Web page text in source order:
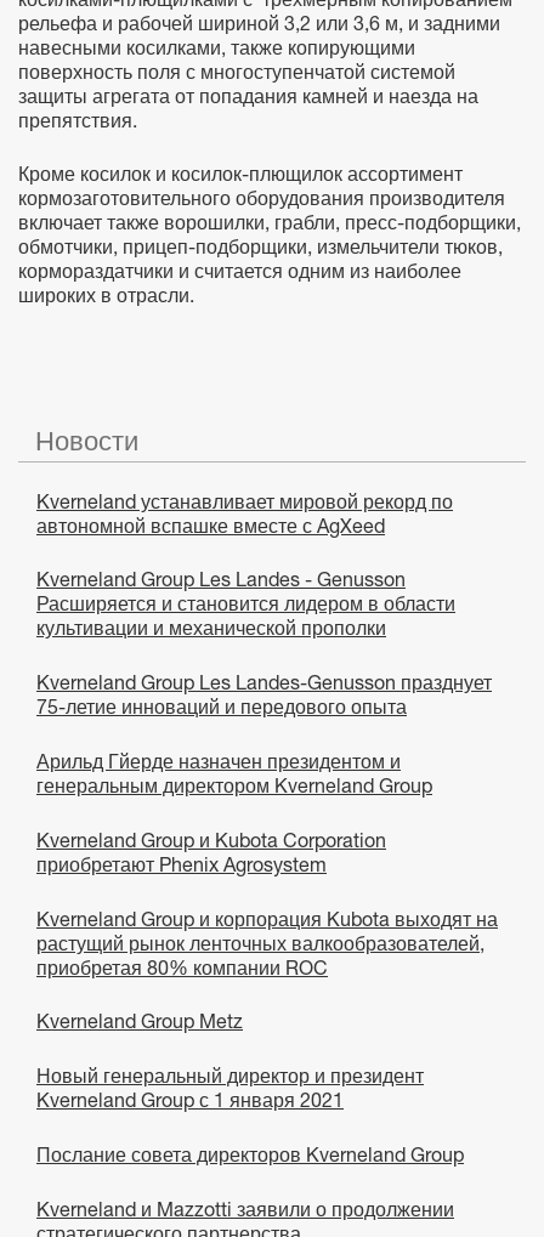
рельефа и рабочей шириной 3,2 или 3,6 м, и задними
навесными косилками, также копирующими
поверхность поля с многоступенчатой системой
защиты агрегата от попадания камней и наезда на
препятствия.
Кроме косилок и косилок-плющилок ассортимент
кормозаготовительного оборудования производителя
включает также ворошилки, грабли, пресс-подборщики,
обмотчики, прицеп-подборщики, измельчители тюков,
кормораздатчики и считается одним из наиболее
широких в отрасли.
Новости
Kverneland устанавливает мировой рекорд по
автономной вспашке вместе с AgXeed
Kverneland Group Les Landes - Genusson
Расширяется и становится лидером в области
культивации и механической прополки
Kverneland Group Les Landes-Genusson празднует
75-летие инноваций и передового опыта
Арильд Гйерде назначен президентом и
генеральным директором Kverneland Group
Kverneland Group и Kubota Corporation
приобретают Phenix Agrosystem
Kverneland Group и корпорация Kubota выходят на
растущий рынок ленточных валкообразователей,
приобретая 80% компании ROC
Kverneland Group Metz
Новый генеральный директор и президент
Kverneland Group с 1 января 2021
Послание совета директоров Kverneland Group
Kverneland и Mazzotti заявили о продолжении